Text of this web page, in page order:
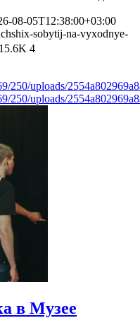
08-05T12:38:00+03:00
sobytij-na-vyxodnye-
15.6K 4
250/uploads/
250/uploads/
в Музее